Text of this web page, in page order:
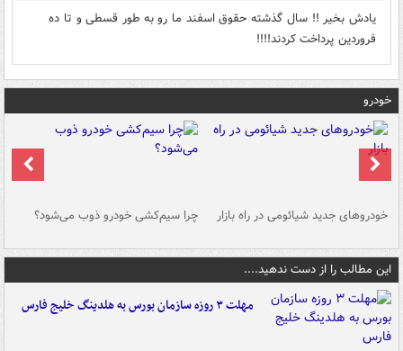
یادش بخیر !! سال گذشته حقوق اسفند ما رو به طور قسطی و تا ده
فروردین پرداخت ‌کردند!!!!
خودرو
خودروهای جدید شیائومی در راه بازار چرا سیم‌کشی خودرو ذوب می‌شود؟
این مطالب را از دست ندهید....
مهلت ۳ روزه سازمان بورس به هلدینگ خلیج فارس